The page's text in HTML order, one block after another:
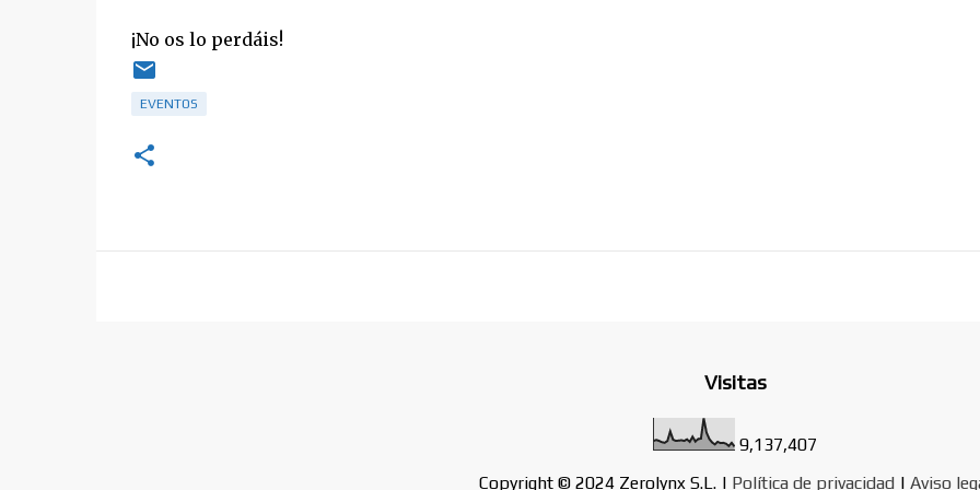
¡No os lo perdáis!
EVENTOS
Visitas
9,137,407
Copyright © 2024 Zerolynx S.L. | Política de privacidad | Aviso